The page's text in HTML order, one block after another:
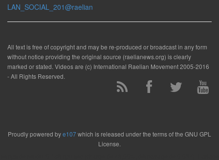
LAN_SOCIAL_201@raelian
All text is free of copyright and may be re-produced or broadcast in any form
without notice providing the original source (raelianews.org) is clearly
marked or stated. Videos are (c) International Raelian Movement 2005-2016
- All Rights Reserved.
Proudly powered bye107which is released under the terms of the GNU GPL
License.